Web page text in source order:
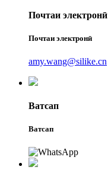
Почтаи электронӣ
Почтаи электронӣ
amy.wang@silike.cn
Ватсап
Ватсап